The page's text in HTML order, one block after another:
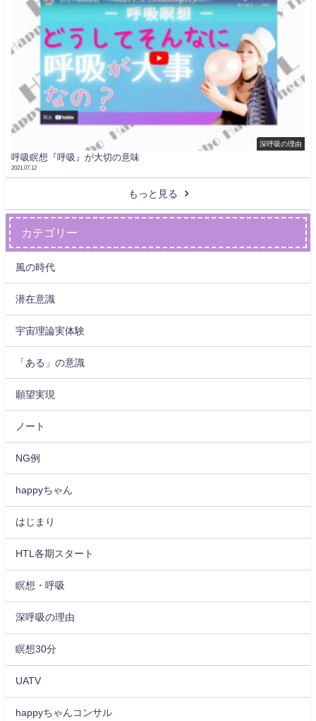
深呼吸の理由
呼吸瞑想『呼吸』が大切の意味
2021.07.12
もっと見る
カテゴリー
風の時代
潜在意識
宇宙理論実体験
「ある」の意識
願望実現
ノート
NG例
happyちゃん
はじまり
HTL各期スタート
瞑想・呼吸
深呼吸の理由
瞑想30分
UATV
happyちゃんコンサル